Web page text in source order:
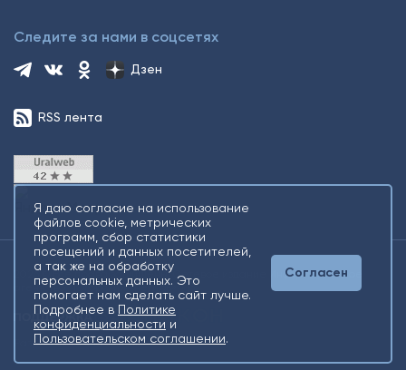
Следите за нами в соцсетях
Дзен
RSS лента
2026 © Все права защищены. Сетевое издание Информационное
агентство «Югорский снегирь» +16
Разработка Gold Carrot
Я даю согласие на использование
файлов cookie, метрических
программ, сбор статистики
посещений и данных посетителей,
а так же на обработку
персональных данных. Это
помогает нам сделать сайт лучше.
Подробнее в Политике
конфиденциальности и
Пользовательском соглашении.
Согласен